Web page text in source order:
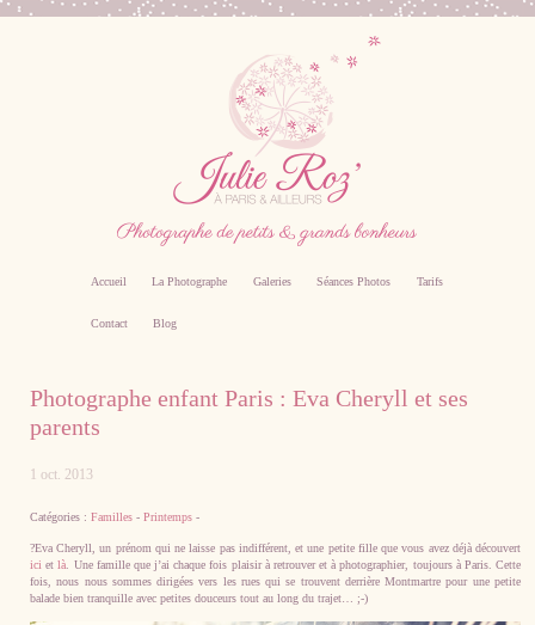
famille, grossesse, femme enceinte sur Paris
Accueil La Photographe Galeries Séances Photos Tarifs
Contact Blog
Photographe enfant Paris : Eva Cheryll et ses
parents
1 oct. 2013
Catégories : Familles - Printemps -
?Eva Cheryll, un prénom qui ne laisse pas indifférent, et une petite fille que vous avez déjà découvert
ici etlà . Une famille que j’ai chaque fois plaisir à retrouver et à photographier, toujours à Paris. Cette
fois, nous nous sommes dirigées vers les rues qui se trouvent derrière Montmartre pour une petite
balade bien tranquille avec petites douceurs tout au long du trajet… ;-)